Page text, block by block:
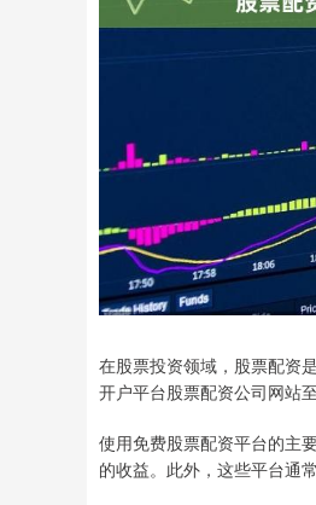
在股票投资领域，股票配资
开户平台股票配资公司网站至
使用免费股票配资平台的主
的收益。此外，这些平台通